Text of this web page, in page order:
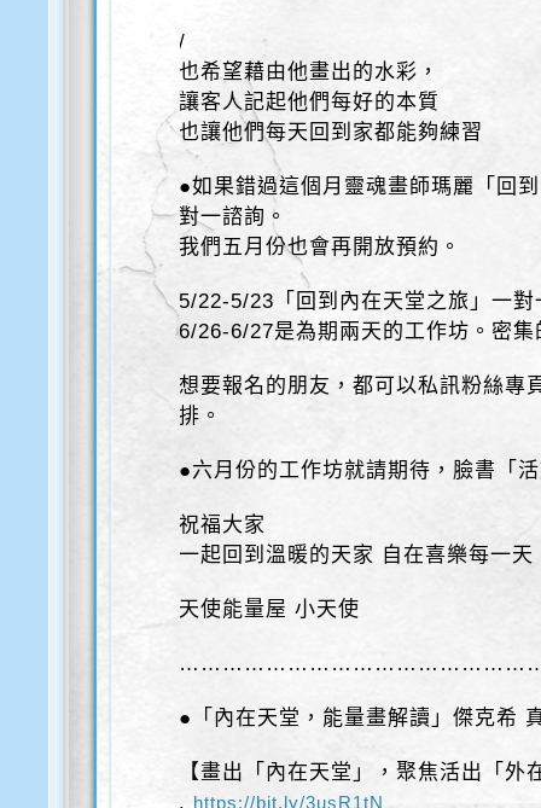
/
也希望藉由他畫出的水彩，
讓客人記起他們每好的本質
也讓他們每天回到家都能夠練習
●如果錯過這個月靈魂畫師瑪麗「回
對一諮詢。
我們五月份也會再開放預約。
5/22-5/23「回到內在天堂之旅」一對
6/26-6/27是為期兩天的工作坊。密
想要報名的朋友，都可以私訊粉絲專
排。
●六月份的工作坊就請期待，臉書「
祝福大家
一起回到溫暖的天家 自在喜樂每一天
天使能量屋 小天使
●「內在天堂，能量畫解讀」傑克希
【畫出「內在天堂」，聚焦活出「外
. https://bit.ly/3usR1tN